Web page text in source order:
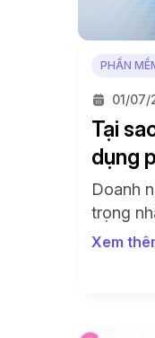
PHẦN
01/07/
Tại
dụng
Doanh
trọng
trì hoạt
CRM
Xem